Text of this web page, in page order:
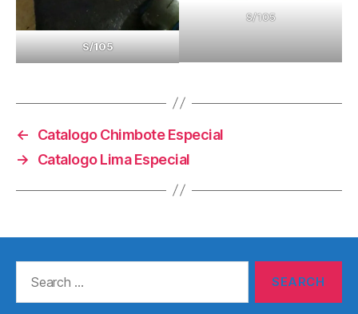
S/105
S/105
←
Catalogo Chimbote Especial
→
Catalogo Lima Especial